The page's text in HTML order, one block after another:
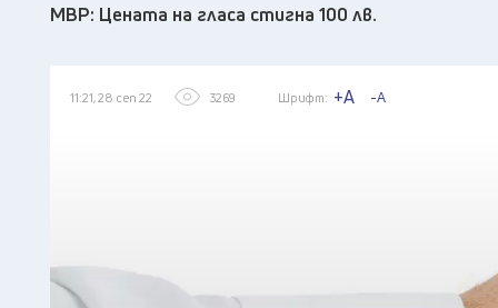
МВР: Цената на гласа стигна 100 лв.
11:21, 28 сеп 22 3269 Шрифт: +A -A